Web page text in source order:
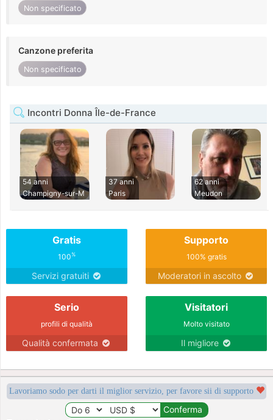
Non specificato
Canzone preferita
Non specificato
Incontri Donna Île-de-France
54 anni
Champigny-sur-M
37 anni
Paris
62 anni
Meudon
Gratis
100%
Servizi gratuiti
Supporto
100% gratis
Moderatori in ascolto
Serio
profili di qualità
Qualità confermata
Visitatori
Molto visitato
Il migliore
Lavoriamo sodo per darti il miglior servizio, per favore sii di supporto